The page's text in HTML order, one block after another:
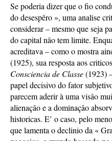
Se poderia dizer que o fio
do desespêro », uma analise
considerar – mesmo que seja
do capital nâo tem limite.
acreditava – como o mostra
(1925), sua resposta aos
Consciencia de Classe(1923)
papel decisivo do fator
parecem aderir à uma visâo
alienaçâo e a dominaçâo
historicas. E’ o caso, pelo
que lamenta o declinio da «